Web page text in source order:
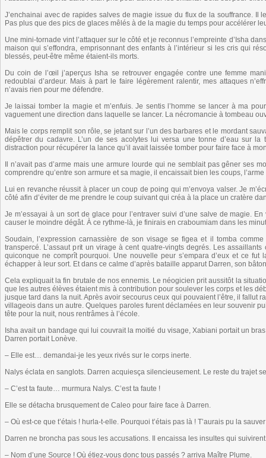
J’enchainai avec de rapides salves de magie issue du flux de la souffrance. Il
Pas plus que des pics de glaces mêlés à de la magie du temps pour accélérer
Une mini-tornade vint l’attaquer sur le côté et je reconnus l’empreinte d’Isha
maison qui s’effondra, emprisonnant des enfants à l’intérieur si les cris qui
blessés, peut-être même étaient-ils morts.
Du coin de l’œil j’aperçus Isha se retrouver engagée contre une femme
redoublai d’ardeur. Mais à part le faire légèrement ralentir, mes attaques
n’avais rien pour me défendre.
Je laissai tomber la magie et m’enfuis. Je sentis l’homme se lancer à ma
vaguement une direction dans laquelle se lancer. La nécromancie à tombeau
Mais le corps remplit son rôle, se jetant sur l’un des barbares et le mordant
dépêtrer du cadavre. L’un de ses acolytes lui versa une tonne d’eau sur
distraction pour récupérer la lance qu’il avait laissée tomber pour faire face à
Il n’avait pas d’arme mais une armure lourde qui ne semblait pas gêner ses
comprendre qu’entre son armure et sa magie, il encaissait bien les coups,
Lui en revanche réussit à placer un coup de poing qui m’envoya valser. Je
côté afin d’éviter de me prendre le coup suivant qui créa à la place un cratère
Je m’essayai à un sort de glace pour l’entraver suivi d’une salve de magie.
causer le moindre dégât. À ce rythme-là, je finirais en craboumiam dans les
Soudain, l’expression carnassière de son visage se figea et il tomba
transpercé. L’assaut prit un virage à cent quatre-vingts degrés. Les
quiconque ne comprît pourquoi. Une nouvelle peur s’empara d’eux et ce
échapper à leur sort. Et dans ce calme d’après bataille apparut Darren, son
Cela expliquait la fin brutale de nos ennemis. Le néogicien prit aussitôt la
que les autres élèves étaient mis à contribution pour soulever les corps et les
jusque tard dans la nuit. Après avoir secourus ceux qui pouvaient l’être, il fallut
villageois dans un autre. Quelques paroles furent déclamées en leur souvenir
tête pour la nuit, nous rentrâmes à l’école.
Isha avait un bandage qui lui couvrait la moitié du visage, Xabiani portait un
Darren portait Lonève.
– Elle est… demandai-je les yeux rivés sur le corps inerte.
Nalys éclata en sanglots. Darren acquiesça silencieusement. Le reste du trajet
– C’est ta faute… murmura Nalys. C’est ta faute !
Elle se détacha brusquement de Caleo pour faire face à Darren.
– Où est-ce que t’étais ! hurla-t-elle. Pourquoi t’étais pas là ! T’aurais pu la
Darren ne broncha pas sous les accusations. Il encaissa les insultes qui
– Nom d’une Source ! Où étiez-vous donc tous passés ? arriva Maître Plume.